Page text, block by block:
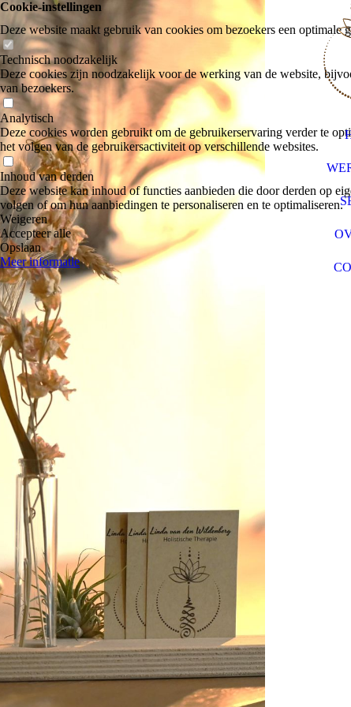
Cookie-instellingen
Deze website maakt gebruik van cookies om bezoekers een
Technisch noodzakelijk
Deze cookies zijn noodzakelijk voor de werking van de website,
van bezoekers.
Analytisch
Deze cookies worden gebruikt om de gebruikerservaring verder te
het volgen van de gebruikersactiviteit op verschillende websites.
Inhoud van derden
Deze website kan inhoud of functies aanbieden die door derden op
volgen of om hun aanbiedingen te personaliseren en te optimaliseren.
Weigeren
Accepteer alle
Opslaan
Meer informatie